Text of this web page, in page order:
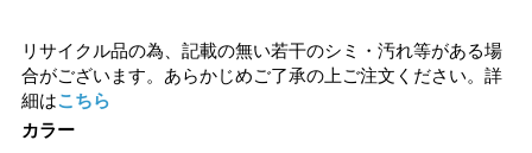
リサイクル品の為、記載の無い若干のシミ・汚れ等がある場
合がございます。あらかじめご了承の上ご注文ください。詳
細はこちら
カラー